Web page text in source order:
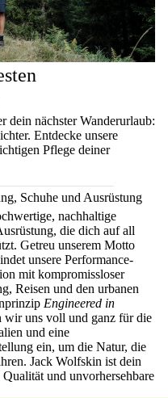
dein nächster Wanderurlaub:
Entdecke unsere
Pflege deiner
Schuhe und Ausrüstung
nachhaltige
die dich auf all
Getreu unserem Motto
unsere Performance-
mit kompromissloser
Reisen und den urbanen
Engineered in
wir uns voll und ganz für die
und eine
ein, um die Natur, die
Jack Wolfskin ist dein
und unvorhersehbare